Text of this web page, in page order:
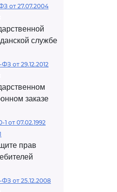
от 27.07.2004
службе
ФЗ от 29.12.2012
заказе
1 от 07.02.1992
прав
ФЗ от 25.12.2008